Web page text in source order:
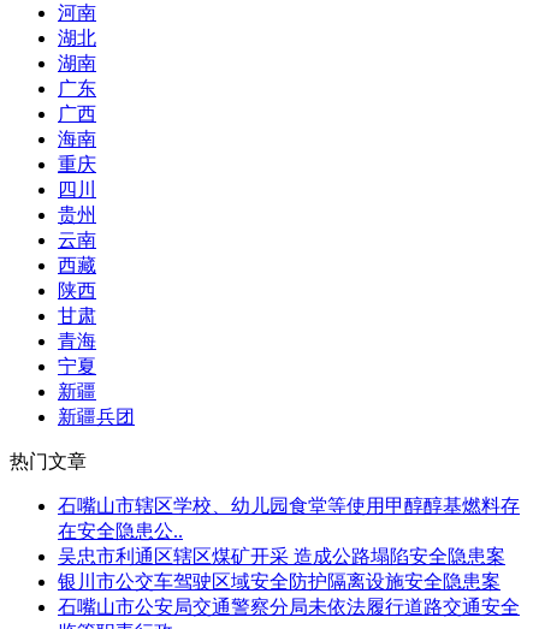
河南
湖北
湖南
广东
广西
海南
重庆
四川
贵州
云南
西藏
陕西
甘肃
青海
宁夏
新疆
新疆兵团
热门文章
石嘴山市辖区学校、幼儿园食堂等使用甲醇醇基燃料存
在安全隐患公..
吴忠市利通区辖区煤矿开采 造成公路塌陷安全隐患案
银川市公交车驾驶区域安全防护隔离设施安全隐患案
石嘴山市公安局交通警察分局未依法履行道路交通安全